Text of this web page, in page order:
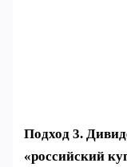
Подход 3.
«российский